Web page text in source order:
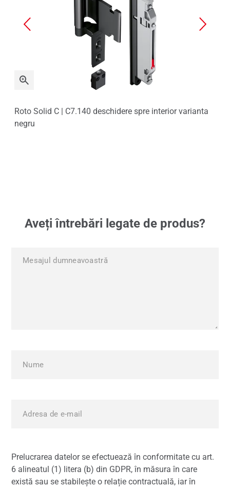
Roto Solid C | C7.140 deschidere spre interior varianta
negru
Aveți întrebări legate de produs?
Prelucrarea datelor se efectuează în conformitate cu art.
6 alineatul (1) litera (b) din GDPR, în măsura în care
există sau se stabilește o relație contractuală, iar în